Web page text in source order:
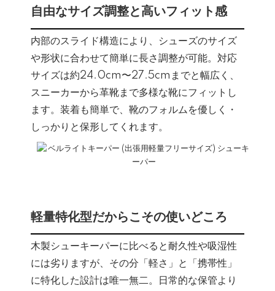
自由なサイズ調整と高いフィット感
内部のスライド構造により、シューズのサイズ
や形状に合わせて簡単に長さ調整が可能。対応
サイズは約24.0cm〜27.5cmまでと幅広く、
スニーカーから革靴まで多様な靴にフィットし
ます。装着も簡単で、靴のフォルムを優しく・
しっかりと保形してくれます。
軽量特化型だからこその使いどころ
木製シューキーパーに比べると耐久性や吸湿性
には劣りますが、その分「軽さ」と「携帯性」
に特化した設計は唯一無二。日常的な保管より